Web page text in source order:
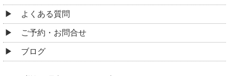
よくある質問
ご予約・お問合せ
ブログ